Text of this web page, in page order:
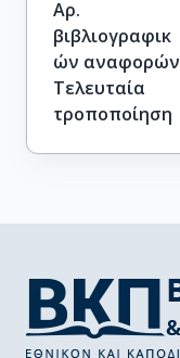
Αρ.
βιβλιογραφικ
ών αναφορών
Τελευταία
τροποποίηση